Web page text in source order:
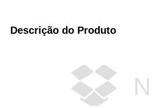
Descrição do Produto